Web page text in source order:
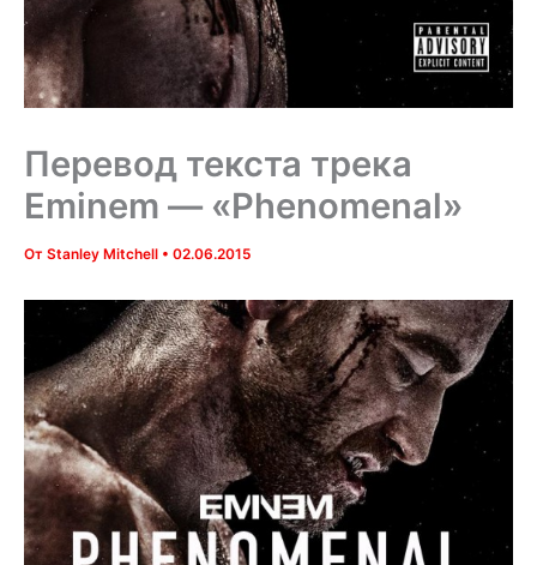
Перевод текста трека
Eminem — «Phenomenal»
От Stanley Mitchell • 02.06.2015